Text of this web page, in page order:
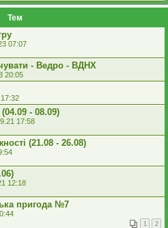
Тем
07:07
- Ведро - ВДНХ
20:05
- 08.09)
17:58
(21.08 - 26.08)
12:18
пригода №7
1 2